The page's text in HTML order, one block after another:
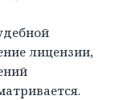
лицензии,